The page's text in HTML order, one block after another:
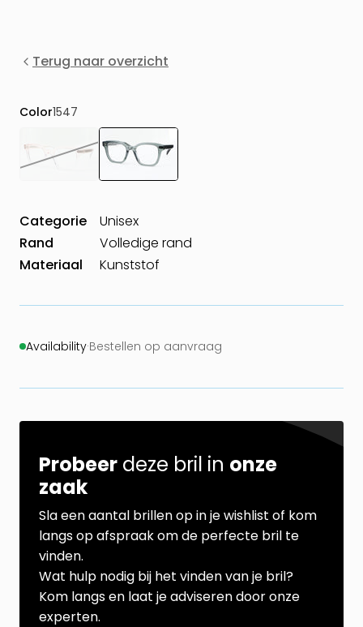
Terug naar overzicht
Color1547
Categorie
Unisex
Rand
Volledige rand
Materiaal
Kunststof
Availability·Bestellen op aanvraag
Probeer deze bril in onze
zaak
Sla een aantal brillen op in je wishlist of kom
langs op afspraak om de perfecte bril te
vinden.
Wat hulp nodig bij het vinden van je bril?
Kom langs en laat je adviseren door onze
experten.